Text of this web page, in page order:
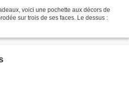
voici une pochette aux décors de
sur trois de ses faces. Le dessus :